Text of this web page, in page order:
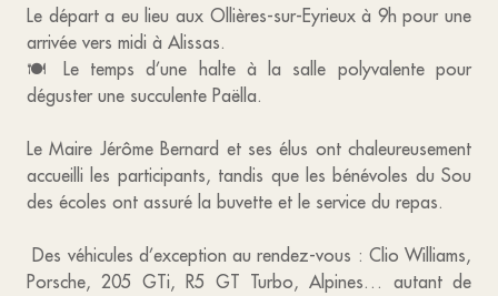
Le départ a eu lieu aux Ollières-sur-Eyrieux à 9h pour une
arrivée vers midi à Alissas.
🍽️ Le temps d’une halte à la salle polyvalente pour
déguster une succulente Paëlla.
Le Maire Jérôme Bernard et ses élus ont chaleureusement
accueilli les participants, tandis que les bénévoles du Sou
des écoles ont assuré la buvette et le service du repas.
Des véhicules d’exception au rendez-vous : Clio Williams,
Porsche, 205 GTi, R5 GT Turbo, Alpines… autant de